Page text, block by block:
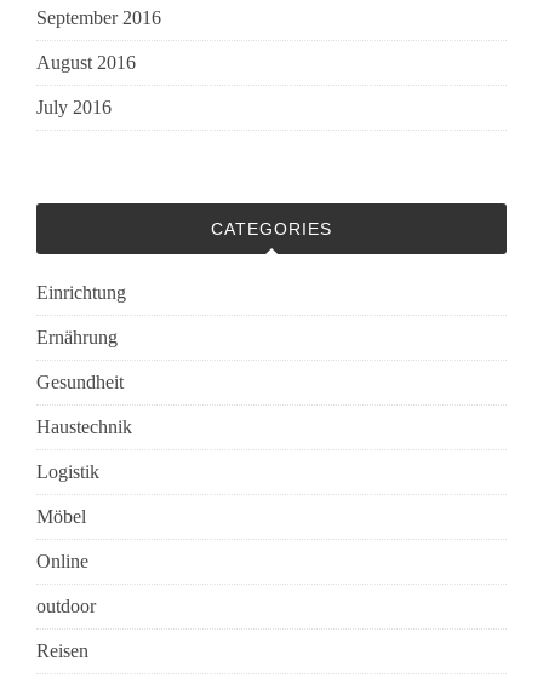
September 2016
August 2016
July 2016
CATEGORIES
Einrichtung
Ernährung
Gesundheit
Haustechnik
Logistik
Möbel
Online
outdoor
Reisen